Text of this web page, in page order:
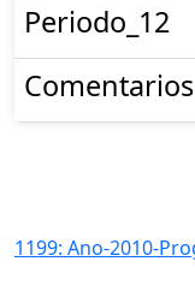
Periodo_12
Comentarios